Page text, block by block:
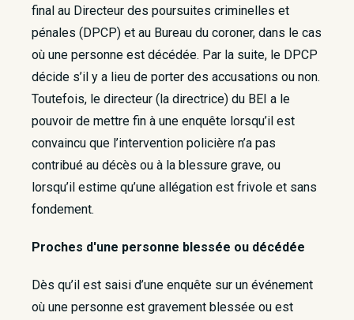
final au Directeur des poursuites criminelles et
pénales (DPCP) et au Bureau du coroner, dans le cas
où une personne est décédée. Par la suite, le DPCP
décide s’il y a lieu de porter des accusations ou non.
Toutefois, le directeur (la directrice) du BEI a le
pouvoir de mettre fin à une enquête lorsqu’il est
convaincu que l’intervention policière n’a pas
contribué au décès ou à la blessure grave, ou
lorsqu’il estime qu’une allégation est frivole et sans
fondement.
Proches d'une personne blessée ou décédée
Dès qu’il est saisi d’une enquête sur un événement
où une personne est gravement blessée ou est